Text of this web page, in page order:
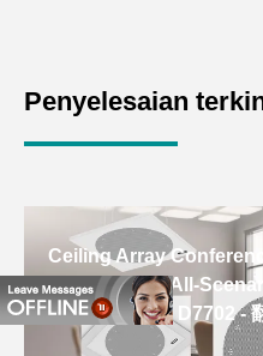
bukannya teknologi di bilik
persidangan kecil anda.
Penyelesaian
Ceiling Array
Solutions for All-
Conferencing D7702 -